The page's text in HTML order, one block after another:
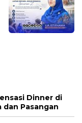
Dinner di
Pasangan